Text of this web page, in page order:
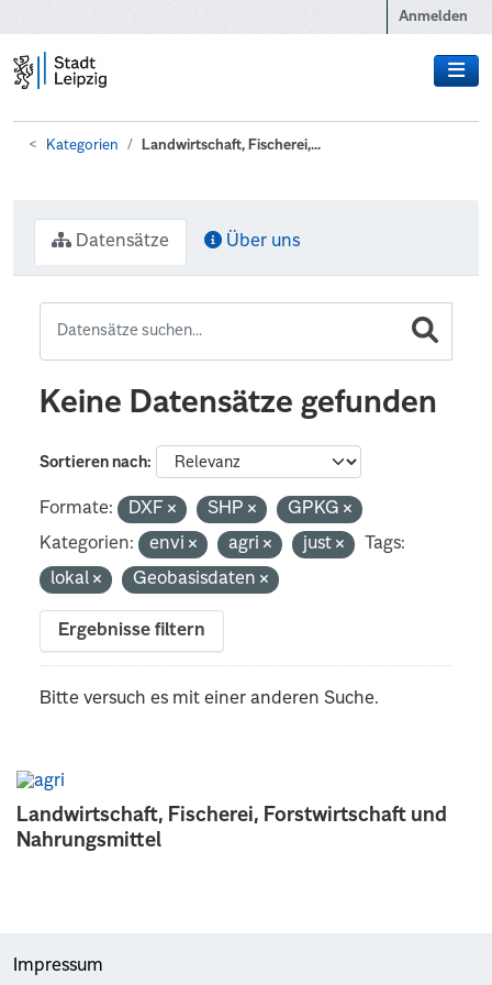
Anmelden
Kategorien Landwirtschaft, Fischerei,...
Landwirtschaft, Fischerei, Forstwirtschaft und
Nahrungsmittel
Datensätze Über uns
Keine Datensätze gefunden
Sortieren nach
Formate: DXF SHP
GPKG
Kategorien:
envi agri just
Tags:
lokal
Geobasisdaten
Ergebnisse filtern
Bitte versuch es mit einer anderen Suche.
Impressum